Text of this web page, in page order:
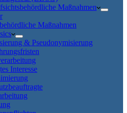
Maßnahmen
Maßnahmen
& Pseudonymisierung
Interesse